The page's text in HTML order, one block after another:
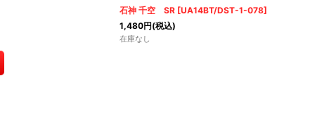
石神 千空 SR [UA14BT/DST-1-078]
1,480円(税込)
在庫なし